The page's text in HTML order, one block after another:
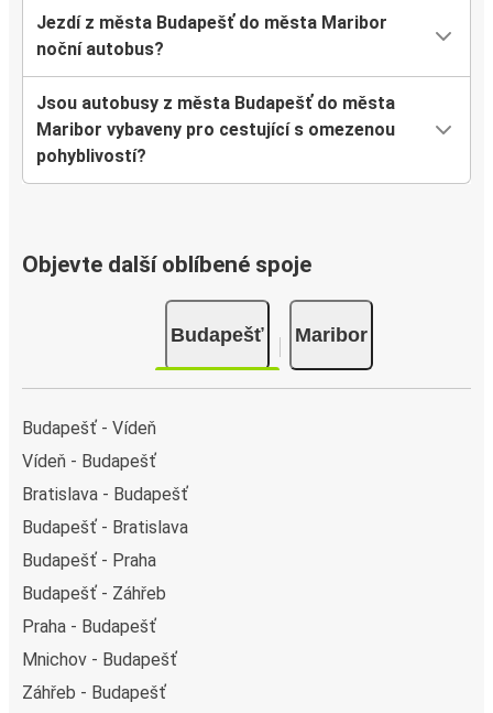
Jezdí z města Budapešť do města Maribor
noční autobus?
Jsou autobusy z města Budapešť do města
Maribor vybaveny pro cestující s omezenou
pohyblivostí?
Objevte další oblíbené spoje
Budapešť Maribor
Budapešť - Vídeň
Vídeň - Budapešť
Bratislava - Budapešť
Budapešť - Bratislava
Budapešť - Praha
Budapešť - Záhřeb
Praha - Budapešť
Mnichov - Budapešť
Záhřeb - Budapešť